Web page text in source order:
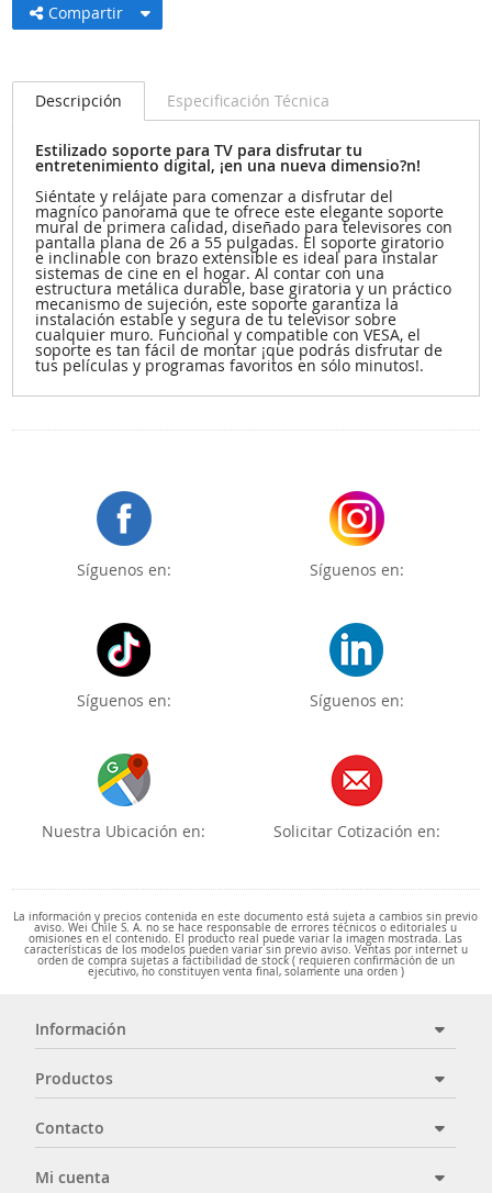
Compartir
Descripción Especificación Técnica
Estilizado soporte para TV para disfrutar tu
entretenimiento digital, ¡en una nueva dimensio?n!
Siéntate y relájate para comenzar a disfrutar del
magníco panorama que te ofrece este elegante soporte
mural de primera calidad, diseñado para televisores con
pantalla plana de 26 a 55 pulgadas. El soporte giratorio
e inclinable con brazo extensible es ideal para instalar
sistemas de cine en el hogar. Al contar con una
estructura metálica durable, base giratoria y un práctico
mecanismo de sujeción, este soporte garantiza la
instalación estable y segura de tu televisor sobre
cualquier muro. Funcional y compatible con VESA, el
soporte es tan fácil de montar ¡que podrás disfrutar de
tus películas y programas favoritos en sólo minutos!.
Síguenos en: Síguenos en:
Síguenos en: Síguenos en:
Nuestra Ubicación en: Solicitar Cotización en:
La información y precios contenida en este documento está sujeta a cambios sin previo
aviso. Wei Chile S. A. no se hace responsable de errores técnicos o editoriales u
omisiones en el contenido. El producto real puede variar la imagen mostrada. Las
características de los modelos pueden variar sin previo aviso. Ventas por internet u
orden de compra sujetas a factibilidad de stock ( requieren confirmación de un
ejecutivo, no constituyen venta final, solamente una orden )
Información
Productos
Contacto
Mi cuenta